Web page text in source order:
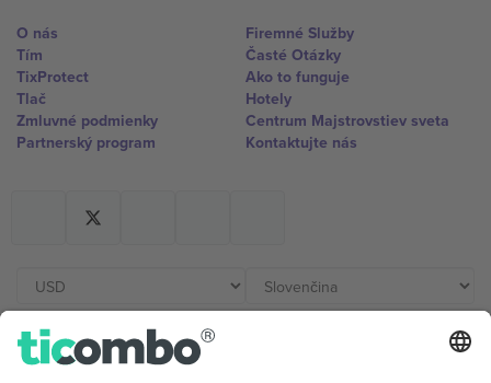
O nás
Tím
TixProtect
Tlač
Zmluvné podmienky
Partnerský program
Firemné Služby
Časté Otázky
Ako to funguje
Hotely
Centrum Majstrovstiev sveta
Kontaktujte nás
Kancelárie Ticombo